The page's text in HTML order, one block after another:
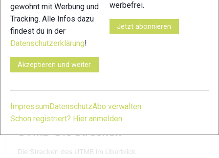
Eine Übersicht der Rennen in der
UTMB Woche
gewohnt mit Werbung und
Tracking. Alle Infos dazu
findest du in der
Datenschutzerklärung!
Akzeptieren und weiter
werbefrei.
Jetzt abonnieren
ImpressumDatenschutzAbo verwalten
Schon registriert? Hier anmelden